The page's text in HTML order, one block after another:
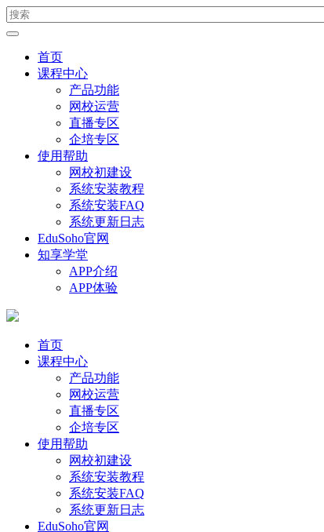
首页
课程中心
产品功能
网校运营
直播专区
企培专区
使用帮助
网校初建设
系统安装教程
系统安装FAQ
系统更新日志
EduSoho官网
知享学堂
APP介绍
APP体验
首页
课程中心
产品功能
网校运营
直播专区
企培专区
使用帮助
网校初建设
系统安装教程
系统安装FAQ
系统更新日志
EduSoho官网